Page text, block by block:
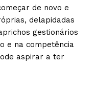
de novo e
delapidadas
gestionários
e na competência
aspirar a ter